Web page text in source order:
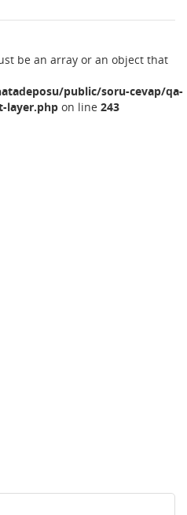
be an array or an object that
public/soru-cevap/qa-
layer.php on line 243